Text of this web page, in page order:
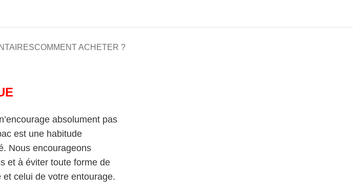
COMMENT ACHETER ?
absolument pas
est une habitude
Nous encourageons
et à éviter toute forme de
celui de votre entourage.